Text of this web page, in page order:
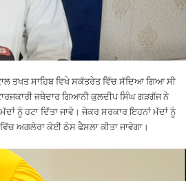
ਤਖਤ ਸਾਹਿਬ ਵਿਖੇ ਸਕੱਤਰੇਤ ਵਿੱਚ ਸੱਦਿਆ ਗਿਆ ਸੀ
ਜਥੇਦਾਰ ਗਿਆਨੀ ਕੁਲਦੀਪ ਸਿੰਘ ਗੜਗੱਜ ਨੇ
ਨੂੰ ਹਟਾ ਦਿੱਤਾ ਜਾਵੇ। ਜੇਕਰ ਸਰਕਾਰ ਇਹਨਾਂ ਮੱਦਾਂ ਨੂੰ
ਅਗਲੇਰਾ ਕੋਈ ਠੋਸ ਫੈਸਲਾ ਕੀਤਾ ਜਾਵੇਗਾ।